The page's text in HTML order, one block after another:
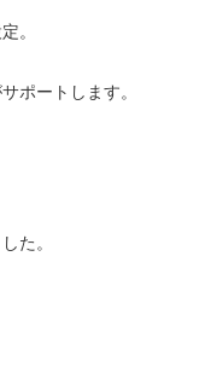
。
ポートします。
た。